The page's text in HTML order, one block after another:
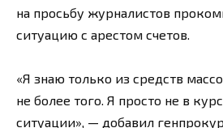
на просьбу журналистов
ситуацию с арестом счетов.
«Я знаю только из средств
не более того. Я просто не в
ситуации», — добавил